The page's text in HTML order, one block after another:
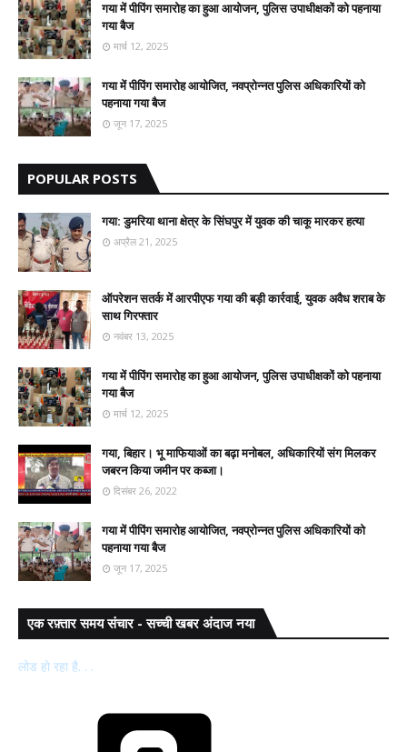
गया में पीपिंग समारोह का हुआ आयोजन, पुलिस उपाधीक्षकों को पहनाया
गया बैज
मार्च 12, 2025
गया में पीपिंग समारोह आयोजित, नवप्रोन्नत पुलिस अधिकारियों को
पहनाया गया बैज
जून 17, 2025
POPULAR POSTS
गया: डुमरिया थाना क्षेत्र के सिंघपुर में युवक की चाकू मारकर हत्या
अप्रैल 21, 2025
ऑपरेशन सतर्क में आरपीएफ गया की बड़ी कार्रवाई, युवक अवैध शराब के
साथ गिरफ्तार
नवंबर 13, 2025
गया में पीपिंग समारोह का हुआ आयोजन, पुलिस उपाधीक्षकों को पहनाया
गया बैज
मार्च 12, 2025
गया, बिहार। भू माफियाओं का बढ़ा मनोबल, अधिकारियों संग मिलकर
जबरन किया जमीन पर कब्जा।
दिसंबर 26, 2022
गया में पीपिंग समारोह आयोजित, नवप्रोन्नत पुलिस अधिकारियों को
पहनाया गया बैज
जून 17, 2025
एक रफ़्तार समय संचार - सच्ची खबर अंदाज नया
लोड हो रहा है. . .